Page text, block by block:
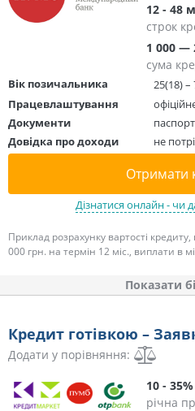
12 - 48
строк
1 000 —
сума
Вік позичальника
25(18) –
Працевлаштування
Документи
Довідка про доходи
не
Отримати
Дізнатися онлайн - чи
Приклад розрахунку вартості
000 грн. на термін 12 міс., виплати в
Показати
Кредит готівкою –
Додати у порівняння:
10 - 35%
річна